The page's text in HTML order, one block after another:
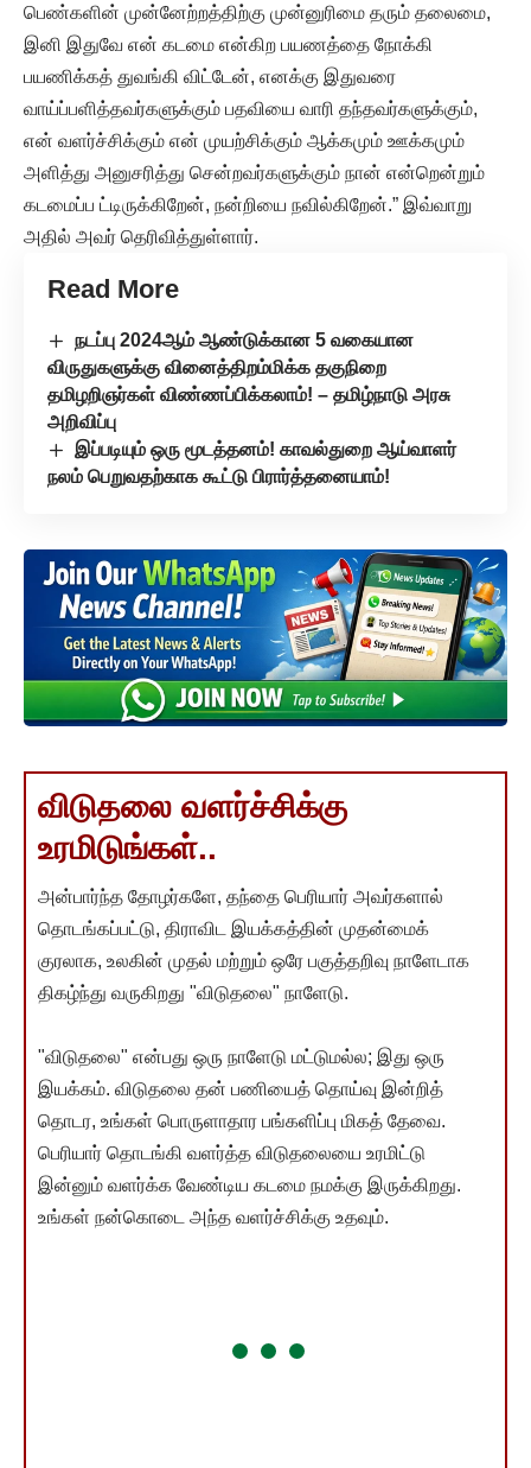
பெண்களின் முன்னேற்றத்திற்கு முன்னுரிமை தரும் தலைமை,
இனி இதுவே என் கடமை என்கிற பயணத்தை நோக்கி
பயணிக்கத் துவங்கி விட்டேன், எனக்கு இதுவரை
வாய்ப்பளித்தவர்களுக்கும் பதவியை வாரி தந்தவர்களுக்கும்,
என் வளர்ச்சிக்கும் என் முயற்சிக்கும் ஆக்கமும் ஊக்கமும்
அளித்து அனுசரித்து சென்றவர்களுக்கும் நான் என்றென்றும்
கடமைப்ப ட்டிருக்கிறேன், நன்றியை நவில்கிறேன்.” இவ்வாறு
அதில் அவர் தெரிவித்துள்ளார்.
Read More
நடப்பு 2024ஆம் ஆண்டுக்கான 5 வகையான
விருதுகளுக்கு வினைத்திறம்மிக்க தகுநிறை
தமிழறிஞர்கள் விண்ணப்பிக்கலாம்! – தமிழ்நாடு அரசு
அறிவிப்பு
இப்படியும் ஒரு மூடத்தனம்! காவல்துறை ஆய்வாளர்
நலம் பெறுவதற்காக கூட்டு பிரார்த்தனையாம்!
விடுதலை வளர்ச்சிக்கு
உரமிடுங்கள்..
அன்பார்ந்த தோழர்களே, தந்தை பெரியார் அவர்களால்
தொடங்கப்பட்டு, திராவிட இயக்கத்தின் முதன்மைக்
குரலாக, உலகின் முதல் மற்றும் ஒரே பகுத்தறிவு நாளேடாக
திகழ்ந்து வருகிறது "விடுதலை" நாளேடு.
"விடுதலை" என்பது ஒரு நாளேடு மட்டுமல்ல; இது ஒரு
இயக்கம். விடுதலை தன் பணியைத் தொய்வு இன்றித்
தொடர, உங்கள் பொருளாதார பங்களிப்பு மிகத் தேவை.
பெரியார் தொடங்கி வளர்த்த விடுதலையை உரமிட்டு
இன்னும் வளர்க்க வேண்டிய கடமை நமக்கு இருக்கிறது.
உங்கள் நன்கொடை அந்த வளர்ச்சிக்கு உதவும்.